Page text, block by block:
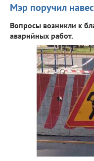
Мэр поручил
Вопросы возникли к
аварийных работ.